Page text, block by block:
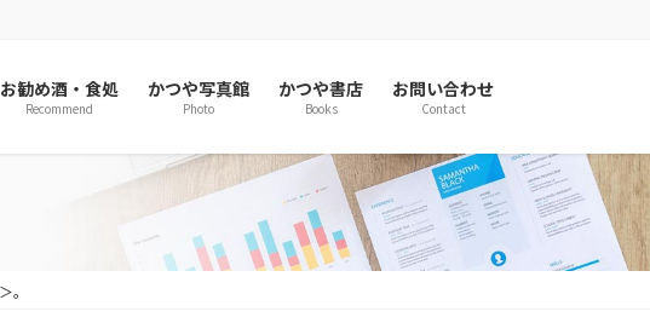
お勧め酒・食処
Recommend
かつや写真館
Photo
かつや書店
Books
お問い合わせ
Contact
。